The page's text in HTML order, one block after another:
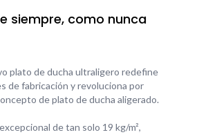
siempre, como nunca
plato de ducha ultraligero redefine
de fabricación y revoluciona por
de plato de ducha aligerado.
de tan solo 19 kg/m²,